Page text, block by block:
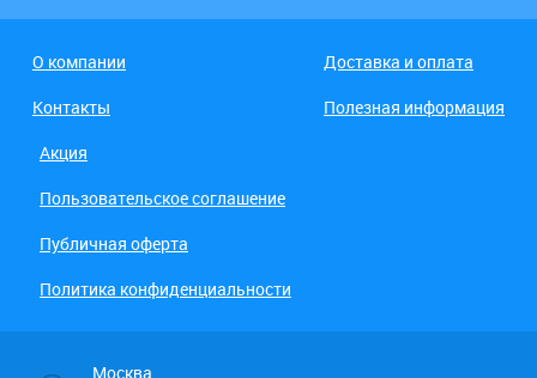
О компании
Доставка и оплата
Контакты
Полезная информация
Акция
Пользовательское соглашение
Публичная оферта
Политика конфиденциальности
Москва